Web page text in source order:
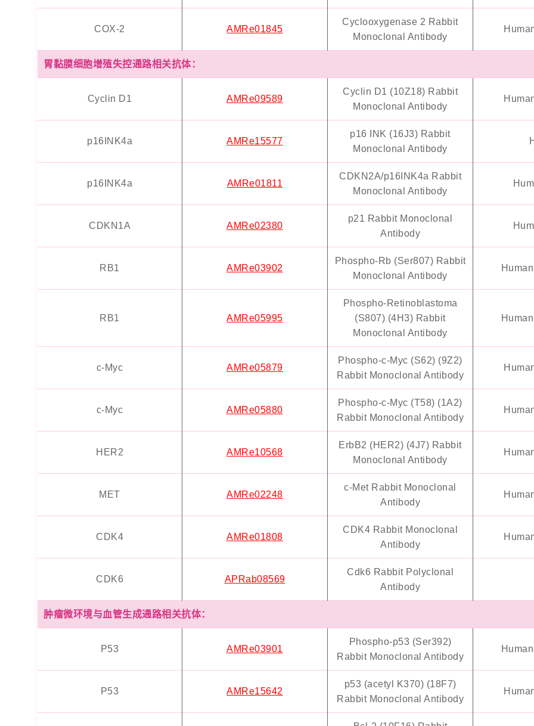
COX-2 AMRe01845
Cyclooxygenase 2 Rabbit
Monoclonal Antibody
胃黏膜细胞增殖失控通路相关抗体：
Cyclin D1 AMRe09589
Cyclin D1 (10Z18) Rabbit
Monoclonal Antibody
p16INK4a AMRe15577
p16 INK (16J3) Rabbit
Monoclonal Antibody
p16INK4a AMRe01811
CDKN2A/p16INK4a Rabbit
Monoclonal Antibody
CDKN1A AMRe02380
p21 Rabbit Monoclonal
Antibody
RB1 AMRe03902
Phospho-Rb (Ser807) Rabbit
Monoclonal Antibody
RB1 AMRe05995
Phospho-Retinoblastoma
(S807) (4H3) Rabbit
Monoclonal Antibody
c-Myc AMRe05879
Phospho-c-Myc (S62) (9Z2)
Rabbit Monoclonal Antibody
c-Myc AMRe05880
Phospho-c-Myc (T58) (1A2)
Rabbit Monoclonal Antibody
HER2 AMRe10568
ErbB2 (HER2) (4J7) Rabbit
Monoclonal Antibody
MET AMRe02248
c-Met Rabbit Monoclonal
Antibody
CDK4 AMRe01808
CDK4 Rabbit Monoclonal
Antibody
CDK6 APRab08569
Cdk6 Rabbit Polyclonal
Antibody
肿瘤微环境与血管生成通路相关抗体：
P53 AMRe03901
Phospho-p53 (Ser392)
Rabbit Monoclonal Antibody
P53 AMRe15642
p53 (acetyl K370) (18F7)
Rabbit Monoclonal Antibody